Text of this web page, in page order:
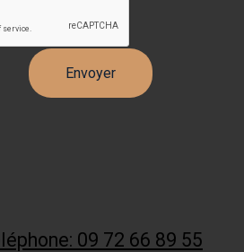
09 72 66 89 55